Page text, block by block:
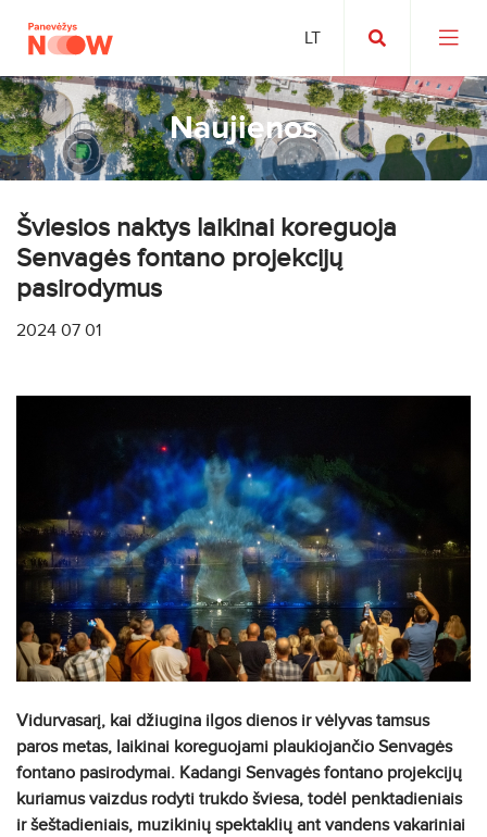
Naujienos
Šviesios naktys laikinai koreguoja
Senvagės fontano projekcijų
pasirodymus
2024 07 01
Vidurvasarį, kai džiugina ilgos dienos ir vėlyvas tamsus
paros metas, laikinai koreguojami plaukiojančio Senvagės
fontano pasirodymai. Kadangi Senvagės fontano projekcijų
kuriamus vaizdus rodyti trukdo šviesa, todėl penktadieniais
ir šeštadieniais, muzikinių spektaklių ant vandens vakariniai